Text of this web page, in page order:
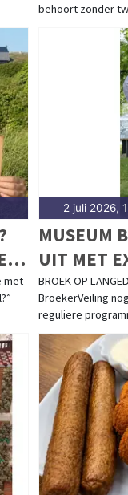
behoort zonder
met
2 juli 2026,
MUSEUM
UIT MET
EN OUD
BROEK OP
BroekerVeiling
reguliere